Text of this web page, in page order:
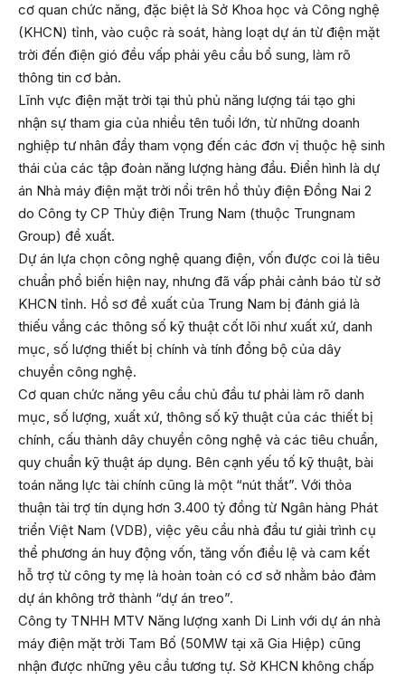
cơ quan chức năng, đặc biệt là Sở Khoa học và Công nghệ
(KHCN) tỉnh, vào cuộc rà soát, hàng loạt dự án từ điện mặt
trời đến điện gió đều vấp phải yêu cầu bổ sung, làm rõ
thông tin cơ bản.
Lĩnh vực điện mặt trời tại thủ phủ năng lượng tái tạo ghi
nhận sự tham gia của nhiều tên tuổi lớn, từ những doanh
nghiệp tư nhân đầy tham vọng đến các đơn vị thuộc hệ sinh
thái của các tập đoàn năng lượng hàng đầu. Điển hình là dự
án Nhà máy điện mặt trời nổi trên hồ thủy điện Đồng Nai 2
do Công ty CP Thủy điện Trung Nam (thuộc Trungnam
Group) đề xuất.
Dự án lựa chọn công nghệ quang điện, vốn được coi là tiêu
chuẩn phổ biến hiện nay, nhưng đã vấp phải cảnh báo từ sở
KHCN tỉnh. Hồ sơ đề xuất của Trung Nam bị đánh giá là
thiếu vắng các thông số kỹ thuật cốt lõi như xuất xứ, danh
mục, số lượng thiết bị chính và tính đồng bộ của dây
chuyền công nghệ.
Cơ quan chức năng yêu cầu chủ đầu tư phải làm rõ danh
mục, số lượng, xuất xứ, thông số kỹ thuật của các thiết bị
chính, cấu thành dây chuyền công nghệ và các tiêu chuẩn,
quy chuẩn kỹ thuật áp dụng. Bên cạnh yếu tố kỹ thuật, bài
toán năng lực tài chính cũng là một “nút thắt”. Với thỏa
thuận tài trợ tín dụng hơn 3.400 tỷ đồng từ Ngân hàng Phát
triển Việt Nam (VDB), việc yêu cầu nhà đầu tư giải trình cụ
thể phương án huy động vốn, tăng vốn điều lệ và cam kết
hỗ trợ từ công ty mẹ là hoàn toàn có cơ sở nhằm bảo đảm
dự án không trở thành “dự án treo”.
Công ty TNHH MTV Năng lượng xanh Di Linh với dự án nhà
máy điện mặt trời Tam Bố (50MW tại xã Gia Hiệp) cũng
nhận được những yêu cầu tương tự. Sở KHCN không chấp